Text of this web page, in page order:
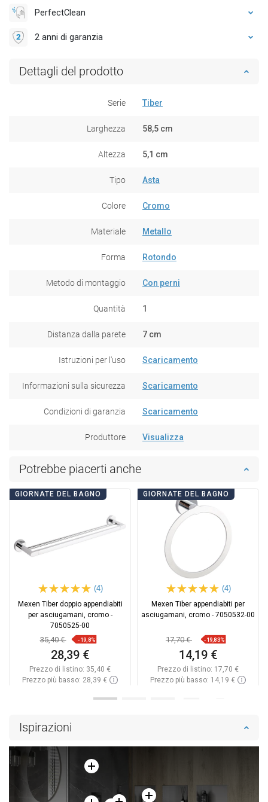
PerfectClean
2 anni di garanzia
Dettagli del prodotto
Serie Tiber
Larghezza 58,5 cm
Altezza 5,1 cm
Tipo Asta
Colore Cromo
Materiale Metallo
Forma Rotondo
Metodo di montaggio Con perni
Quantità 1
Distanza dalla parete 7 cm
Istruzioni per l'uso Scaricamento
Informazioni sulla sicurezza Scaricamento
Condizioni di garanzia Scaricamento
Produttore Visualizza
Potrebbe piacerti anche
GIORNATE DEL BAGNO
(4)
Mexen Tiber doppio appendiabiti
per asciugamani, cromo -
7050525-00
35,40 € -19,8%
28,39 €
Prezzo di listino: 35,40 €
Prezzo più basso: 28,39 €
GIORNATE DEL BAGNO
(4)
Mexen Tiber appendiabiti per
asciugamani, cromo - 7050532-00
17,70 € -19,83%
14,19 €
Prezzo di listino: 17,70 €
Prezzo più basso: 14,19 €
Ispirazioni